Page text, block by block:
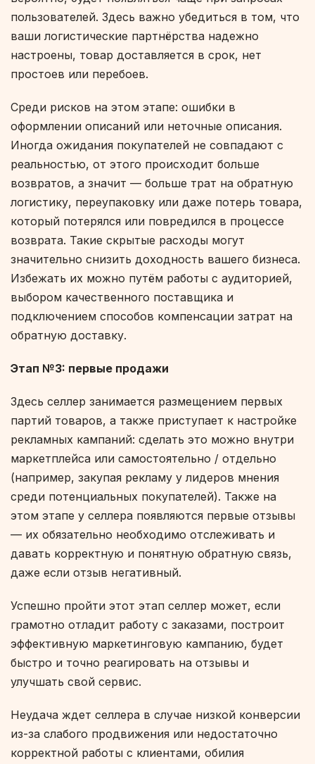
пользователей. Здесь важно убедиться в том, что
ваши логистические партнёрства надежно
настроены, товар доставляется в срок, нет
простоев или перебоев.
Среди рисков на этом этапе: ошибки в
оформлении описаний или неточные описания.
Иногда ожидания покупателей не совпадают с
реальностью, от этого происходит больше
возвратов, а значит — больше трат на обратную
логистику, переупаковку или даже потерь товара,
который потерялся или повредился в процессе
возврата. Такие скрытые расходы могут
значительно снизить доходность вашего бизнеса.
Избежать их можно путём работы с аудиторией,
выбором качественного поставщика и
подключением способов компенсации затрат на
обратную доставку.
Этап №3: первые продажи
Здесь селлер занимается размещением первых
партий товаров, а также приступает к настройке
рекламных кампаний: сделать это можно внутри
маркетплейса или самостоятельно / отдельно
(например, закупая рекламу у лидеров мнения
среди потенциальных покупателей). Также на
этом этапе у селлера появляются первые отзывы
— их обязательно необходимо отслеживать и
давать корректную и понятную обратную связь,
даже если отзыв негативный.
Успешно пройти этот этап селлер может, если
грамотно отладит работу с заказами, построит
эффективную маркетинговую кампанию, будет
быстро и точно реагировать на отзывы и
улучшать свой сервис.
Неудача ждет селлера в случае низкой конверсии
из-за слабого продвижения или недостаточно
корректной работы с клиентами, обилия